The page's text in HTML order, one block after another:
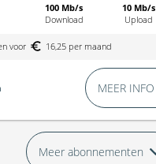
100 Mb/s
Download
10 Mb/s
Upload
voor 16,25 per maand
MEER INFO
Meer abonnementen